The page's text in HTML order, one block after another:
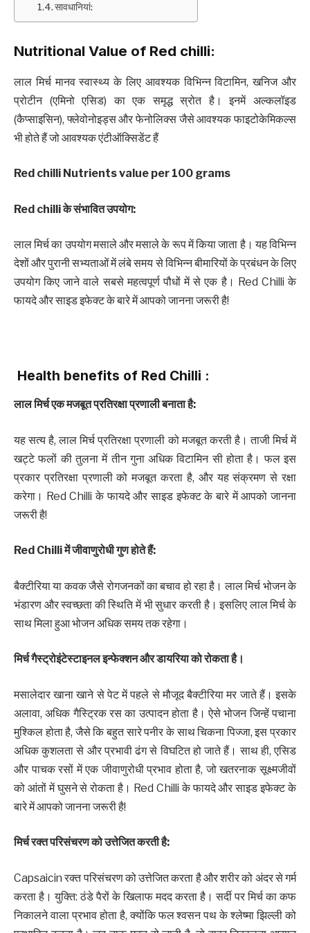
सावधानियां:
Nutritional Value of Red chilli:
लाल मिर्च मानव स्वास्थ्य के लिए आवश्यक विभिन्न विटामिन, खनिज और
प्रोटीन (एमिनो एसिड) का एक समृद्ध स्रोत है। इनमें अल्कलॉइड
(कैप्साइसिन), फ्लेवोनोइड्स और फेनोलिक्स जैसे आवश्यक फाइटोकेमिकल्स
भी होते हैं जो आवश्यक एंटीऑक्सिडेंट हैं
Red chilli Nutrients value per 100 grams
Red chilliके संभावित उपयोग:
लाल मिर्च का उपयोग मसाले और मसाले के रूप में किया जाता है। यह विभिन्न
देशों और पुरानी सभ्यताओं में लंबे समय से विभिन्न बीमारियों के प्रबंधन के लिए
उपयोग किए जाने वाले सबसे महत्वपूर्ण पौधों में से एक है। Red Chilli के
फायदे और साइड इफेक्ट के बारे में आपको जानना जरूरी है!
Health benefits of Red Chilli :
लाल मिर्च एक मजबूत प्रतिरक्षा प्रणाली बनाता है:
यह सत्य है, लाल मिर्च प्रतिरक्षा प्रणाली को मजबूत करती है। ताजी मिर्च में
खट्टे फलों की तुलना में तीन गुना अधिक विटामिन सी होता है। फल इस
प्रकार प्रतिरक्षा प्रणाली को मजबूत करता है, और यह संक्रमण से रक्षा
करेगा। Red Chilli के फायदे और साइड इफेक्ट के बारे में आपको जानना
जरूरी है!
Red Chilliमें जीवाणुरोधी गुण होते हैं:
बैक्टीरिया या कवक जैसे रोगजनकों का बचाव हो रहा है। लाल मिर्च भोजन के
भंडारण और स्वच्छता की स्थिति में भी सुधार करती है। इसलिए लाल मिर्च के
साथ मिला हुआ भोजन अधिक समय तक रहेगा।
मिर्च गैस्ट्रोइंटेस्टाइनल इन्फेक्शन और डायरिया को रोकता है।
मसालेदार खाना खाने से पेट में पहले से मौजूद बैक्टीरिया मर जाते हैं। इसके
अलावा, अधिक गैस्ट्रिक रस का उत्पादन होता है। ऐसे भोजन जिन्हें पचाना
मुश्किल होता है, जैसे कि बहुत सारे पनीर के साथ चिकना पिज्जा, इस प्रकार
अधिक कुशलता से और प्रभावी ढंग से विघटित हो जाते हैं। साथ ही, एसिड
और पाचक रसों में एक जीवाणुरोधी प्रभाव होता है, जो खतरनाक सूक्ष्मजीवों
को आंतों में घुसने से रोकता है। Red Chilli के फायदे और साइड इफेक्ट के
बारे में आपको जानना जरूरी है!
मिर्च रक्त परिसंचरण को उत्तेजित करती है:
Capsaicin रक्त परिसंचरण को उत्तेजित करता है और शरीर को अंदर से गर्म
करता है। युक्ति: ठंडे पैरों के खिलाफ मदद करता है। सर्दी पर मिर्च का कफ
निकालने वाला प्रभाव होता है, क्योंकि फल श्वसन पथ के श्लेष्मा झिल्ली को